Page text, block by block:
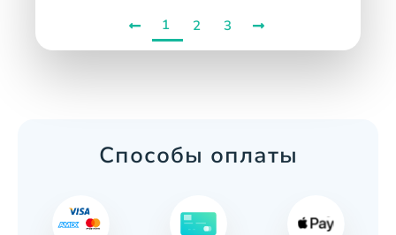
1 2 3
Способы оплаты